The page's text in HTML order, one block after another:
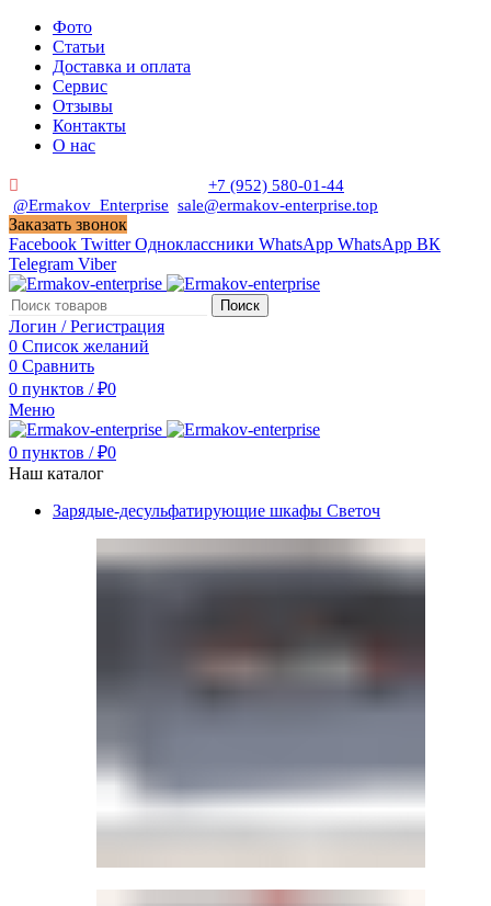
Фото
Статьи
Доставка и оплата
Сервис
Отзывы
Контакты
О нас
+7 (952) 580-01-44
@Ermakov_Enterprise sale@ermakov-enterprise.top
Заказать звонок
Facebook Twitter Одноклассники WhatsApp WhatsApp ВК
Telegram Viber
Поиск
Логин / Регистрация
0 Список желаний
0 Сравнить
0 пунктов / ₽0
Меню
0 пунктов / ₽0
Наш каталог
Зарядые-десульфатирующие шкафы Светоч